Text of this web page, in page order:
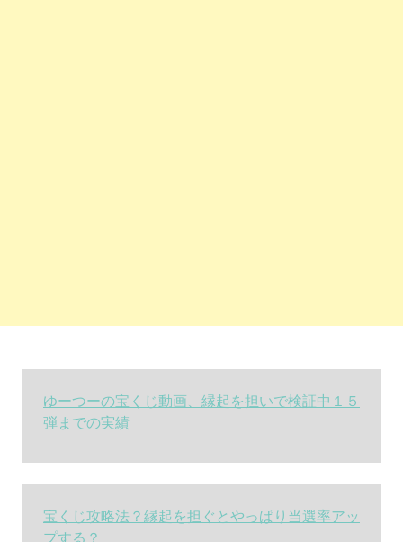
ゆーつーの宝くじ動画、縁起を担いで検証中１５
弾までの実績
宝くじ攻略法？縁起を担ぐとやっぱり当選率アッ
プする？